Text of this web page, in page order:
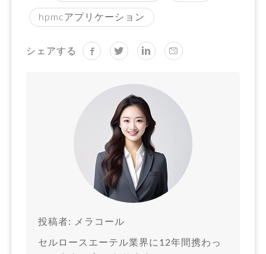
hpmcアプリケーション
シェアする
投稿者: メラコール
セルロースエーテル業界に12年間携わっ